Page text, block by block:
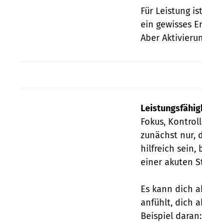
Für Leistung
ein gewisses
Aber
Fokus,
zunächst nur,
hilfreich sein,
einer akuten
Es kann dich
anfühlt, dich
Beispiel daran: